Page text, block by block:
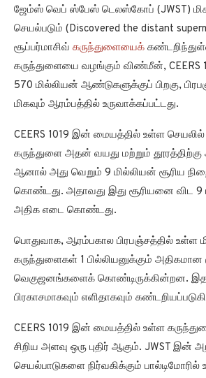
ஜேம்ஸ் வெப் ஸ்பேஸ் டெலஸ்கோப் (JWST)
செயல்படும் (Discovered the distant
சூப்பர்மாசிவ் கருந்துளையைக்
கருந்துளையை வழங்கும் விண்மீன், CEERS
570 மில்லியன் ஆண்டுகளுக்குப் பிறகு,
மிகவும் ஆரம்பத்தில் உருவாக்கப்பட்டது.
CEERS 1019 இன் மையத்தில் உள்ள செயலில்
கருந்துளை அதன் வயது மற்றும்
ஆனால் அது வெறும் 9 மில்லியன் சூரிய
கொண்டது. அதாவது இது சூரியனை விட 9
அதிக எடை கொண்டது.
பொதுவாக, ஆரம்பகால பிரபஞ்சத்தில் உள்ள
கருந்துளைகள் 1 பில்லியனுக்கும் அதிகமான
வெகுஜனங்களைக் கொண்டிருக்கின்றன.
பிரகாசமாகவும் எளிதாகவும்
CEERS 1019 இன் மையத்தில் உள்ள
சிறிய அளவு ஒரு புதிர் ஆகும். JWST இன்
செயல்பாடுகளை நிர்வகிக்கும்